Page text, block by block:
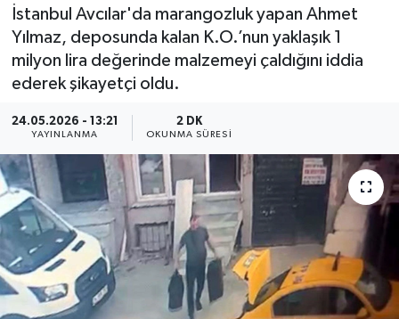
İstanbul Avcılar'da marangozluk yapan Ahmet
Yılmaz, deposunda kalan K.O.’nun yaklaşık 1
milyon lira değerinde malzemeyi çaldığını iddia
ederek şikayetçi oldu.
24.05.2026 - 13:21
YAYINLANMA
2 DK
OKUNMA SÜRESI
MAGAZİN
KÜLTÜR SANAT
SAĞLIK
BİLİM VE TEKNOLOJİ
OTOMOBİL
KURUMSAL
Son Dakika Haberleri
Haber Arşivi